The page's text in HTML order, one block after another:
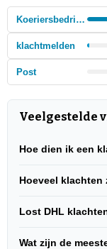
Koeriersbedrijven en post
klachtmelden
Post
Veelgestelde
Hoe dien ik een
Hoeveel klachten
Lost DHL
Wat zijn de